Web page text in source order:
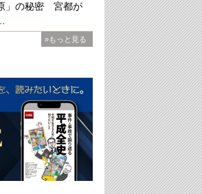
」の秘密 宮都が
»もっと見る